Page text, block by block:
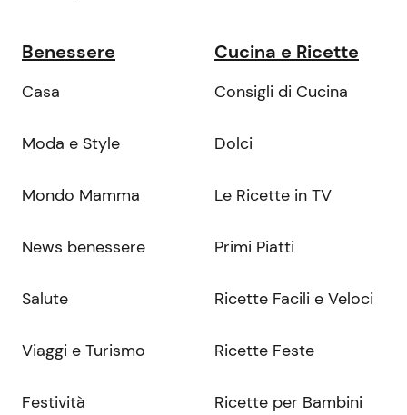
Benessere
Casa
Moda e Style
Mondo Mamma
News benessere
Salute
Viaggi e Turismo
Festività
Cucina e Ricette
Consigli di Cucina
Dolci
Le Ricette in TV
Primi Piatti
Ricette Facili e Veloci
Ricette Feste
Ricette per Bambini